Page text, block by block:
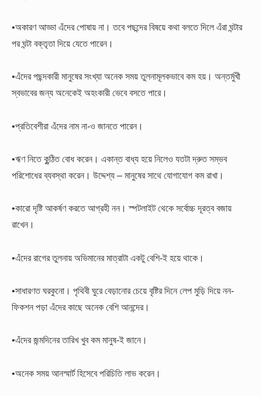
•অকারণ আড্ডা এঁদের পোষায় না। তবে পছন্দের বিষয়ে কথা বলতে দিলে এঁরা ঘন্টার
পর ঘন্টা বক্তৃতা দিয়ে যেতে পারেন।
•এঁদের পছন্দকারী মানুষের সংখ্যা অনেক সময় তুলনামূলকভাবে কম হয়। অন্তর্মুখী
স্বভাবের জন্য অনেকেই অহংকারী ভেবে বসতে পারে।
•প্রতিবেশীরা এঁদের নাম না-ও জানতে পারেন।
•ঋণ নিতে কুন্ঠিত বোধ করেন। একান্ত বাধ্য হয়ে নিলেও যতটা দ্রুত সম্ভব
পরিশোধের ব্যবস্থা করেন। উদ্দেশ্য – মানুষের সাথে যোগাযোগ কম রাখা।
•কারো দৃষ্টি আকর্ষণ করতে আগ্রহী নন। স্পটলাইট থেকে সর্বোচ্চ দূরত্ব বজায়
রাখেন।
•এঁদের রাগের তুলনায় অভিমানের মাত্রাটা একটু বেশি-ই হয়ে থাকে।
•সাধারণত ঘরকুনো। পৃথিবী ঘুরে বেড়ানোর চেয়ে বৃষ্টির দিনে লেপ মুড়ি দিয়ে নন-
ফিকশন পড়া এঁদের কাছে অনেক বেশি আনন্দের।
•এঁদের জন্মদিনের তারিখ খুব কম মানুষ-ই জানে।
•অনেক সময় আনস্মার্ট হিসেবে পরিচিতি লাভ করেন।